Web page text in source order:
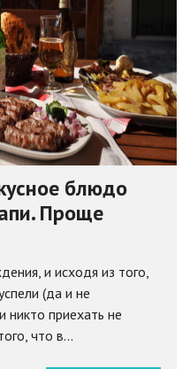
блюдо
Проще
и исходя из того,
(да и не
никто приехать не
что в...